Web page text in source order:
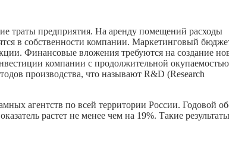
траты предприятия. На аренду помещений расходы
в собственности компании. Маркетинговый
Финансовые вложения требуются на создание
компании с продолжительной
производства, что называют R&D (Research
агентств по всей территории России. Годовой
растет не менее чем на 19%. Такие